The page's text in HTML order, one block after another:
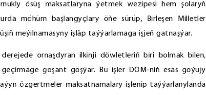
ösüş maksatlaryna ýetmek wezipesi hem şolaryň
möhüm başlangyçlary öňe sürüp, Birleşen Milletler
meýilnamasyny işläp taýýarlamaga işjeň gatnaşýar.
derejede ornaşdyran ilkinji döwletleriň biri bolmak bilen,
goşant goşýar. Bu işler DÖM-niň esas goýujy
özgertmeler maksatnamalary işlenip taýýarlanylanda